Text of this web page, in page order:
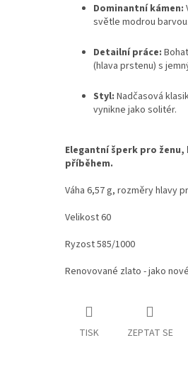
Dominantní kámen:
světle modrou barvou.
Detailní práce:
(hlava prstenu) s
Styl: Nadčasová
vynikne jako solitér.
Elegantní šperk pro
příběhem.
Váha 6,57 g, rozměry hlavy
Velikost 60
Ryzost 585/1000
Renovované zlato - jako nové
TISK ZEPTAT SE